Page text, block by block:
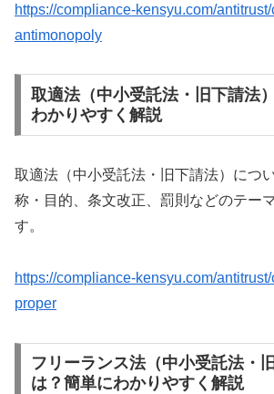
https://compliance-kensyu.com/
antimonopoly
取適法（中小受託法・旧下請法
わかりやすく解説
取適法（中小受託法・旧下請法）につ
称・目的、条文改正、罰則などのテー
す。
https://compliance-kensyu.com/
proper
フリーランス法（中小受託法・
は？簡単にわかりやすく解説